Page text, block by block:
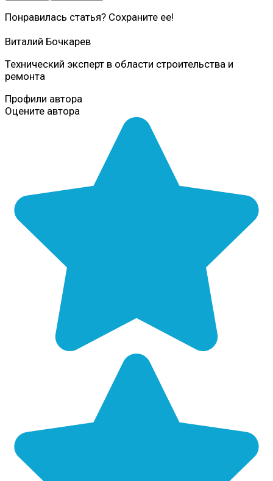
Понравилась статья? Сохраните ее!
Виталий Бочкарев
Технический эксперт в области строительства и
ремонта
Профили автора
Оцените автора